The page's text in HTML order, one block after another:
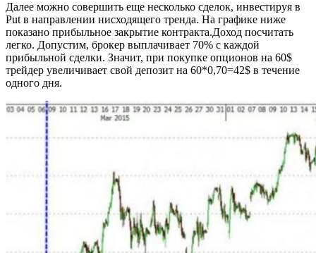
Далее можно совершить еще несколько сделок, инвестируя в
Put в направлении нисходящего тренда. На графике ниже
показано прибыльное закрытие контракта.Доход посчитать
легко. Допустим, брокер выплачивает 70% с каждой
прибыльной сделки. Значит, при покупке опционов на 60$
трейдер увеличивает свой депозит на 60*0,70=42$ в течение
одного дня.